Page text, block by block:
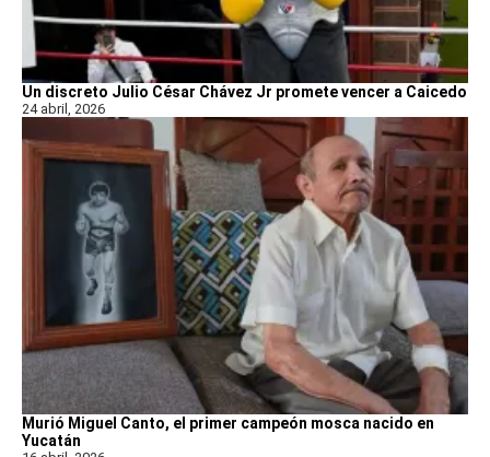
Un discreto Julio César Chávez Jr promete vencer a Caicedo
24 abril, 2026
Murió Miguel Canto, el primer campeón mosca nacido en
Yucatán